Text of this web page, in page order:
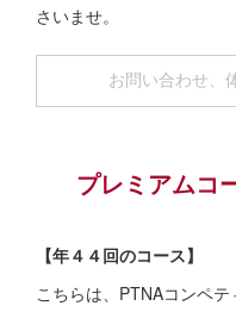
さいませ。
お問い合わせ、
プレミアムコ
【年４４回のコース】
こちらは、PTNAコンペ